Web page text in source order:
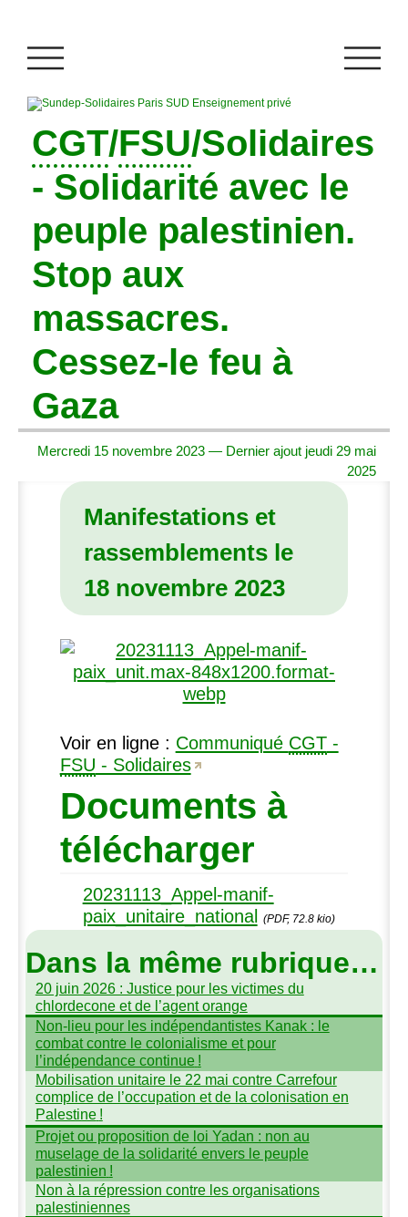
CGT/FSU/Solidaires
- Solidarité avec le
peuple palestinien.
Stop aux
massacres.
Cessez-le feu à
Gaza
Mercredi 15 novembre 2023 — Dernier ajout jeudi 29 mai
2025
Manifestations et
rassemblements le
18 novembre 2023
Voir en ligne : Communiqué CGT-
FSU - Solidaires
Documents à
télécharger
20231113_Appel-manif-
paix_unitaire_national
(PDF, 72.8 kio)
Dans la même rubrique…
20 juin 2026 : Justice pour les victimes du
chlordecone et de l’agent orange
Non-lieu pour les indépendantistes Kanak : le
combat contre le colonialisme et pour
l’indépendance continue !
Mobilisation unitaire le 22 mai contre Carrefour
complice de l’occupation et de la colonisation en
Palestine !
Projet ou proposition de loi Yadan : non au
muselage de la solidarité envers le peuple
palestinien !
Non à la répression contre les organisations
palestiniennes